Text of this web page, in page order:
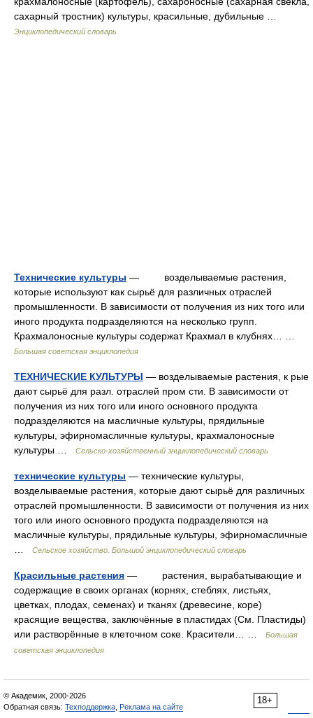
сахарный тростник) культуры, красильные, дубильные …
Энциклопедический словарь
Технические культуры — возделываемые растения,
которые используют как сырьё для различных отраслей
промышленности. В зависимости от получения из них того или
иного продукта подразделяются на несколько групп.
Крахмалоносные культуры содержат Крахмал в клубнях… …
Большая советская энциклопедия
ТЕХНИЧЕСКИЕ КУЛЬТУРЫ — возделываемые растения, к рые
дают сырьё для разл. отраслей пром сти. В зависимости от
получения из них того или иного основного продукта
подразделяются на масличные культуры, прядильные
культуры, эфирномасличные культуры, крахмалоносные
культуры …
Сельско-хозяйственный энциклопедический словарь
технические культуры — технические культуры,
возделываемые растения, которые дают сырьё для различных
отраслей промышленности. В зависимости от получения из них
того или иного основного продукта подразделяются на
масличные культуры, прядильные культуры, эфирномасличные
Сельское хозяйство. Большой энциклопедический словарь
Красильные растения — растения, вырабатывающие и
содержащие в своих органах (корнях, стеблях, листьях,
цветках, плодах, семенах) и тканях (древесине, коре)
красящие вещества, заключённые в пластидах (См. Пластиды)
или растворённые в клеточном соке. Красители… …
Большая
советская энциклопедия
18+
© Академик, 2000-2026
Обратная связь: Техподдержка Реклама на сайте